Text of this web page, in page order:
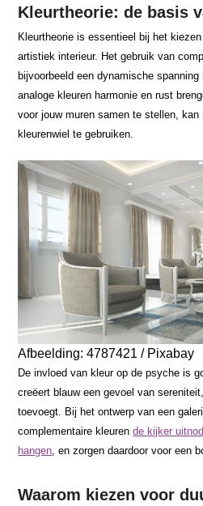
Kleurtheorie: de basis
Kleurtheorie is essentieel bij het
artistiek interieur. Het gebruik van
bijvoorbeeld een dynamische
analoge kleuren harmonie en rust
voor jouw muren samen te stellen,
kleurenwiel te gebruiken.
Afbeelding: 4787421 / Pixabay
De invloed van kleur op de psyche is
creëert blauw een gevoel van
toevoegt. Bij het ontwerp van een
complementaire kleurende kijker
hangen , en zorgen daardoor voor een
Waarom kiezen voor